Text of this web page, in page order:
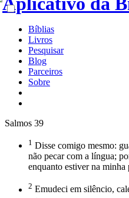
Bíblias
Livros
Pesquisar
Blog
Parceiros
Sobre
Salmos 39
1 Disse comigo mesmo:
não pecar com a língua;
enquanto estiver na minha
2 Emudeci em silêncio,